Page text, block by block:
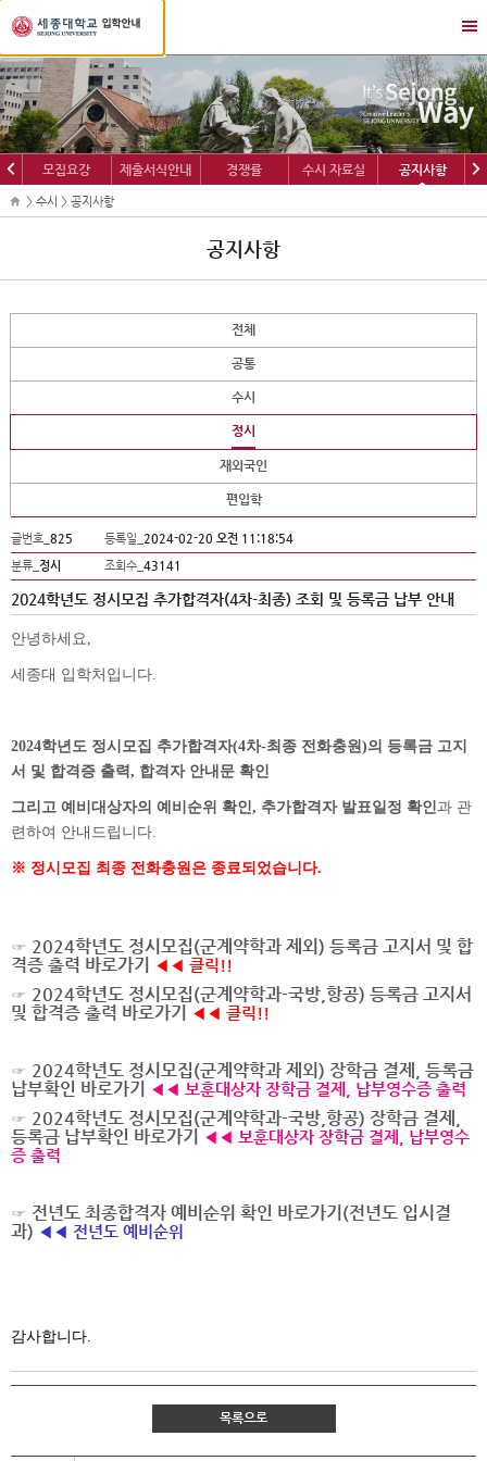
세
종
대
학
교
입
학
정
보
뉴
열
기/
닫
기
이
전
다
음
모집요강 제출서식안내 경쟁률 수시 자료실 공지사항
> 수시 > 공지사항
공지사항
전체
공통
수시
정시
재외국인
편입학
글번호_ 825 등록일_ 2024-02-20 오전 11:18:54
분류_ 정시 조회수_ 43141
2024학년도 정시모집 추가합격자(4차-최종) 조회 및 등록금 납부 안내
안녕하세요,
세종대 입학처입니다.
2024학년도 정시모집 추가합격자(4차-최종 전화충원)의 등록금 고지
서 및 합격증 출력, 합격자 안내문 확인
그리고 예비대상자의 예비순위 확인, 추가합격자 발표일정 확인과 관
련하여 안내드립니다.
※ 정시모집 최종 전화충원은 종료되었습니다.
☞ 2024학년도 정시모집(군계약학과 제외) 등록금 고지서 및 합
격증 출력 바로가기
◀◀ 클릭!!
☞ 2024학년도 정시모집(군계약학과-국방,항공) 등록금 고지서
및 합격증 출력 바로가기
◀◀ 클릭!!
☞ 2024학년도 정시모집(군계약학과 제외) 장학금 결제, 등록금
납부확인 바로가기
◀◀ 보훈대상자 장학금 결제, 납부영수증 출력
☞ 2024학년도 정시모집(군계약학과-국방,항공) 장학금 결제,
등록금 납부확인 바로가기
◀◀ 보훈대상자 장학금 결제, 납부영수
증 출력
☞ 전년도 최종합격자 예비순위 확인 바로가기(전년도 입시결
과) ◀◀ 전년도 예비순위
감사합니다.
목록으로